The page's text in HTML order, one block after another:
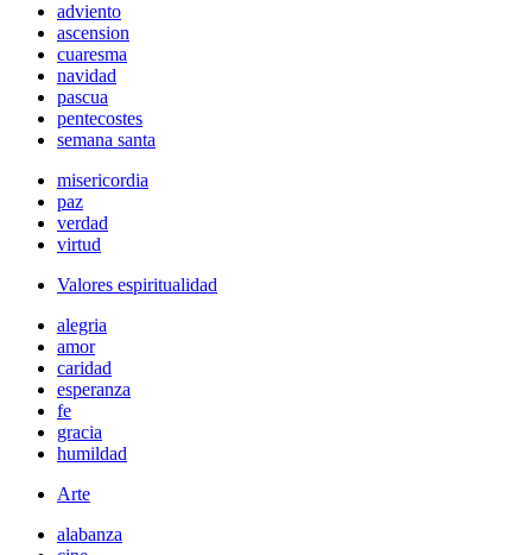
adviento
ascension
cuaresma
navidad
pascua
pentecostes
semana santa
misericordia
paz
verdad
virtud
Valores espiritualidad
alegria
amor
caridad
esperanza
fe
gracia
humildad
Arte
alabanza